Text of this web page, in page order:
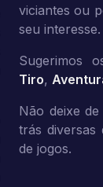
viciantes ou
seu interesse.
Sugerimos
Tiro,
Não deixe
trás diversas
de jogos.